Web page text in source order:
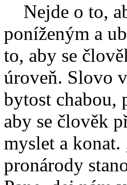
Nejde o to,
poníženým a
to, aby se
úroveň. Slovo
bytost chabou,
aby se člověk
myslet a
pronárody